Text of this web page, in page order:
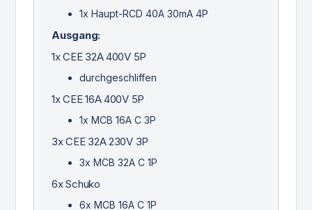
1x Haupt-RCD 40A 30mA 4P
Ausgang:
1x CEE 32A 400V 5P
durchgeschliffen
1x CEE 16A 400V 5P
1x MCB 16A C 3P
3x CEE 32A 230V 3P
3x MCB 32A C 1P
6x Schuko
6x MCB 16A C 1P